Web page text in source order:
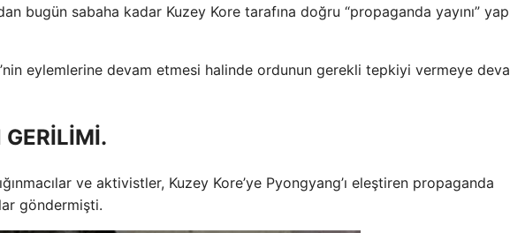
bugün sabaha kadar Kuzey Kore tarafına doğru “propaganda yayını”
eylemlerine devam etmesi halinde ordunun gerekli tepkiyi vermeye
GERİLİMİ.
ve aktivistler, Kuzey Kore’ye Pyongyang’ı eleştiren propaganda
göndermişti.